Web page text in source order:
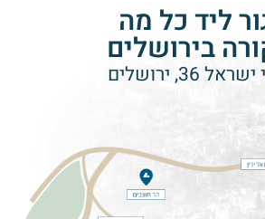
ליד כל מה
בירושלים
36, ירושלים